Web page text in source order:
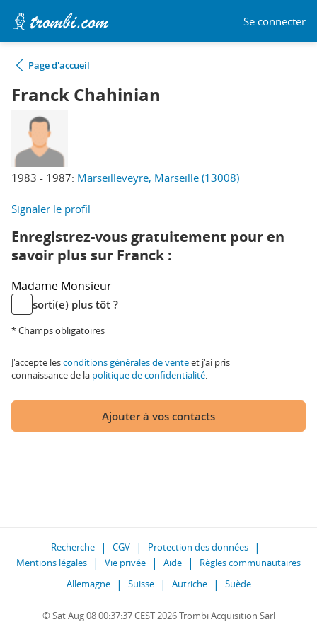
Se connecter
Page d'accueil
Franck Chahinian
1983 - 1987: Marseilleveyre, Marseille (13008)
Signaler le profil
Enregistrez-vous gratuitement pour en
savoir plus sur Franck :
Madame Monsieur
sorti(e) plus tôt ?
* Champs obligatoires
J'accepte lesconditions générales de venteet j'ai pris
connaissance de la politique de confidentialité.
Ajouter à vos contacts
Recherche CGV
Protection des données
Mentions légales
Vie privée Aide
Règles communautaires
Allemagne
Suisse Autriche Suède
© Sat Aug 08 00:37:37 CEST 2026 Trombi Acquisition Sarl